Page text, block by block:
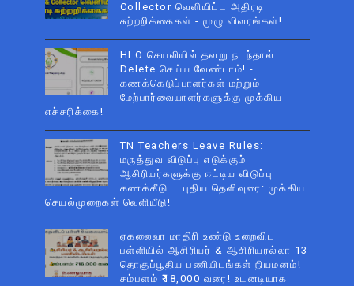
Collector வெளியிட்ட அதிரடி
சுற்றறிக்கைகள் - முழு விவரங்கள்!
HLO செயலியில் தவறு நடந்தால்
Delete செய்ய வேண்டாம்! -
கணக்கெடுப்பாளர்கள் மற்றும்
மேற்பார்வையாளர்களுக்கு முக்கிய
எச்சரிக்கை!
TN Teachers Leave Rules:
மருத்துவ விடுப்பு எடுக்கும்
ஆசிரியர்களுக்கு ஈட்டிய விடுப்பு
கணக்கீடு – புதிய தெளிவுரை: முக்கிய
செயல்முறைகள் வெளியீடு!
ஏகலைவா மாதிரி உண்டு உறைவிட
பள்ளியில் ஆசிரியர் & ஆசிரியரல்லா 13
தொகுப்பூதிய பணியிடங்கள் நியமனம்!
சம்பளம் ₹18,000 வரை! உடனடியாக